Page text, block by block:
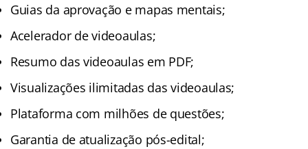
Guias da aprovação e mapas mentais;
Acelerador de videoaulas;
Resumo das videoaulas em PDF;
Visualizações ilimitadas das videoaulas;
Plataforma com milhões de questões;
Garantia de atualização pós-edital;